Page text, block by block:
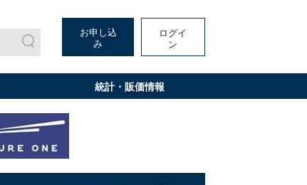
お申し込
み
ログイ
ン
統計・販価情報